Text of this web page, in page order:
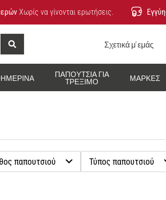
Χωρίς να γίνονται ερωτήσεις.
Σχετικά μ' εμάς
ΠΑΠΟΎΤΣΙΑ ΓΙΑ
ΤΡΈΞΙΜΟ ΜΆΡΚΕΣ
παπουτσιού Τύπος παπουτσιού